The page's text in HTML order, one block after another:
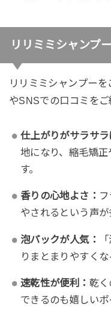
リリミミシャンプ
リリミミシャンプー
やSNSでの口コミをご
仕上がりがサラサ
地になり、縮毛矯
す。
香りの心地よさ：
やされるという声が
泡パックが人気：
りまとまりやすくな
速乾性が便利： 乾
できるのも嬉しいポ